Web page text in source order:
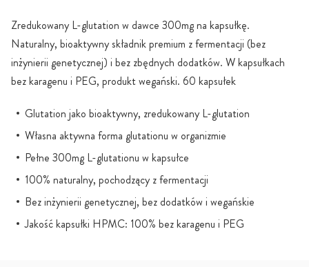
Zredukowany L-glutation w dawce 300mg na kapsułkę.
Naturalny, bioaktywny składnik premium z fermentacji (bez
inżynierii genetycznej) i bez zbędnych dodatków. W kapsułkach
bez karagenu i PEG, produkt wegański. 60 kapsułek
Glutation jako bioaktywny, zredukowany L-glutation
Własna aktywna forma glutationu w organizmie
Pełne 300mg L-glutationu w kapsułce
100% naturalny, pochodzący z fermentacji
Bez inżynierii genetycznej, bez dodatków i wegańskie
Jakość kapsułki HPMC: 100% bez karagenu i PEG